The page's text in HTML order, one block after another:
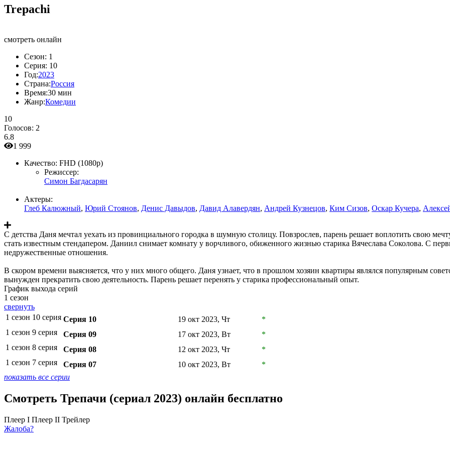
Trepachi
смотреть онлайн
Сезон: 1
Серия: 10
Год:2023
Страна:Россия
Время:30 мин
Жанр:Комедии
10
Голосов: 2
6.8
1 999
Качество: FHD (1080p)
Режиссер:
Симон Багдасарян
Актеры:
Глеб Калюжный, Юрий Стоянов, Денис Давыдов, Давид Алавердян, Андрей Кузнецов, Ким Сизов, Оскар Кучера,
С детства Даня мечтал уехать из провинциального городка в шумную столицу. Повзрослев, парень решает воплотить свою
стать известным стендапером. Даниил снимает комнату у ворчливого, обиженного жизнью старика Вячеслава Соколова. С
недружественные отношения.
В скором времени выясняется, что у них много общего. Даня узнает, что в прошлом хозяин квартиры являлся популярным
вынужден прекратить свою деятельность. Парень решает перенять у старика профессиональный опыт.
График выхода серий
1 сезон
свернуть
1 сезон 10 серия Серия 10 19 окт 2023, Чт
*
1 сезон 9 серия
Серия 09 17 окт 2023, Вт
*
1 сезон 8 серия
Серия 08 12 окт 2023, Чт
*
1 сезон 7 серия
Серия 07 10 окт 2023, Вт
*
показать все серии
Смотреть Трепачи (сериал 2023) онлайн бесплатно
Плеер I Плеер II Трейлер
Жалоба?